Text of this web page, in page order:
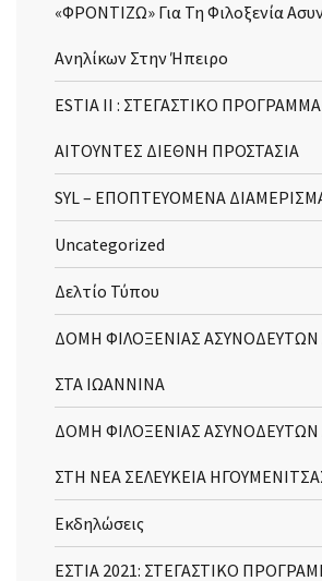
«ΦΡΟΝΤΙΖΩ» Για Τη Φιλοξενία
Ανηλίκων Στην Ήπειρο
ESTIA II : ΣΤΕΓΑΣΤΙΚΟ ΠΡΟΓΡΑΜΜΑ
ΑΙΤΟΥΝΤΕΣ ΔΙΕΘΝΗ ΠΡΟΣΤΑΣΙΑ
SYL – ΕΠΟΠΤΕΥΟΜΕΝΑ
Uncategorized
Δελτίο Τύπου
ΔΟΜΗ ΦΙΛΟΞΕΝΙΑΣ
ΣΤΑ ΙΩΑΝΝΙΝΑ
ΔΟΜΗ ΦΙΛΟΞΕΝΙΑΣ
ΣΤΗ ΝΕΑ ΣΕΛΕΥΚΕΙΑ
Εκδηλώσεις
ΕΣΤΙΑ 2021: ΣΤΕΓΑΣΤΙΚΟ